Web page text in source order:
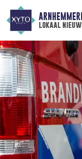
lokaal